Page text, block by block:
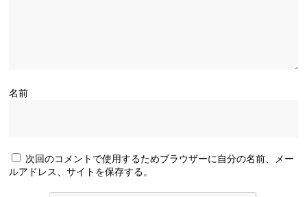
名前
次回のコメントで使用するためブラウザーに自分の名前、メー
ルアドレス、サイトを保存する。